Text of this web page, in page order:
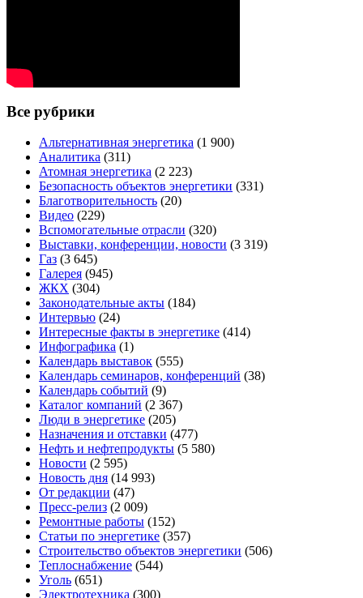
Все рубрики
Альтернативная энергетика (1 900)
Аналитика (311)
Атомная энергетика (2 223)
Безопасность объектов энергетики (331)
Благотворительность (20)
Видео (229)
Вспомогательные отрасли (320)
Выставки, конференции, новости (3 319)
Газ (3 645)
Галерея (945)
ЖКХ (304)
Законодательные акты (184)
Интервью (24)
Интересные факты в энергетике (414)
Инфографика (1)
Календарь выставок (555)
Календарь семинаров, конференций (38)
Календарь событий (9)
Каталог компаний (2 367)
Люди в энергетике (205)
Назначения и отставки (477)
Нефть и нефтепродукты (5 580)
Новости (2 595)
Новость дня (14 993)
От редакции (47)
Пресс-релиз (2 009)
Ремонтные работы (152)
Статьи по энергетике (357)
Строительство объектов энергетики (506)
Теплоснабжение (544)
Уголь (651)
Электротехника (300)